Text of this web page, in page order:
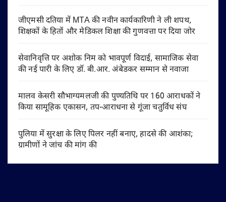
जीएमसी दतिया में MTA की नवीन कार्यकारिणी ने ली शपथ,
शिक्षकों के हितों और मेडिकल शिक्षा की गुणवत्ता पर दिया जोर
सेवानिवृत्ति पर अशोक निम को भावपूर्ण विदाई, सामाजिक सेवा
की नई पारी के लिए डॉ. बी.आर. अंबेडकर सम्मान से नवाजा
मालव केसरी सौभाग्यमलजी की पुण्यतिथि पर 160 आराधकों ने
किया सामूहिक एकासन, तप-आराधना से गूंजा चतुर्विध संघ
पुलिया में सुरक्षा के लिए पिलर नहीं बनाए, हादसे की आशंका;
ग्रामीणों ने जांच की मांग की